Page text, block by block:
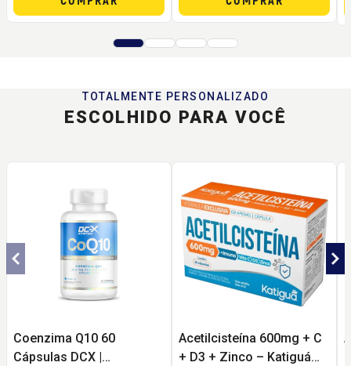
TOTALMENTE PERSONALIZADO
ESCOLHIDO PARA VOCÊ
Coenzima Q10 60
Cápsulas DCX |
Acetilcisteína 600mg + C
+ D3 + Zinco – Katiguá